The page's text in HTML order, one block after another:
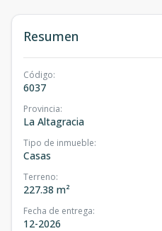
Resumen
Código:
6037
Provincia:
La Altagracia
Tipo de inmueble:
Casas
Terreno:
227.38 m²
Fecha de entrega:
12-2026